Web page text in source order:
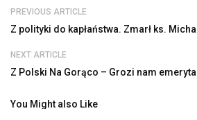
PREVIOUS ARTICLE
Z polityki do kapłaństwa. Zmarł ks.
NEXT ARTICLE
Z Polski Na Gorąco – Grozi nam
You Might also Like